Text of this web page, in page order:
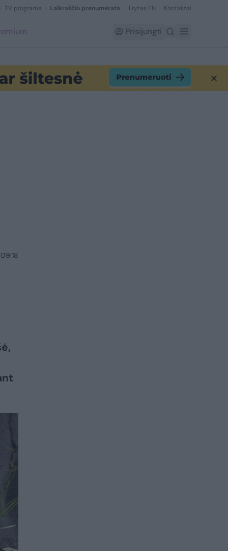
TV programa Laikraščio prenumerata Lrytas EN Kontaktai
Prisijungti